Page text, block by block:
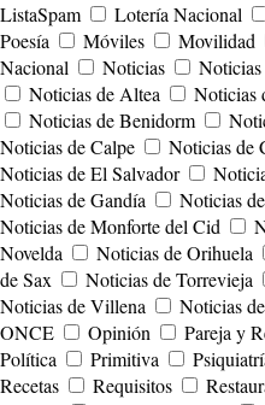
ListaSpam
Lotería Nacional
Poesía
Móviles Movilidad
Nacional
Noticias
Noticias de Altea
Noticias
Noticias de Benidorm
Noticias de Calpe
Noticias de
Noticias de El Salvador
Noticias de Gandía
Noticias
Noticias de Monforte del Cid
Novelda
Noticias de Orihuela
de Sax
Noticias de Torrevieja
Noticias de Villena
Noticias
ONCE
Opinión Pareja y
Política
Primitiva
Recetas
Requisitos